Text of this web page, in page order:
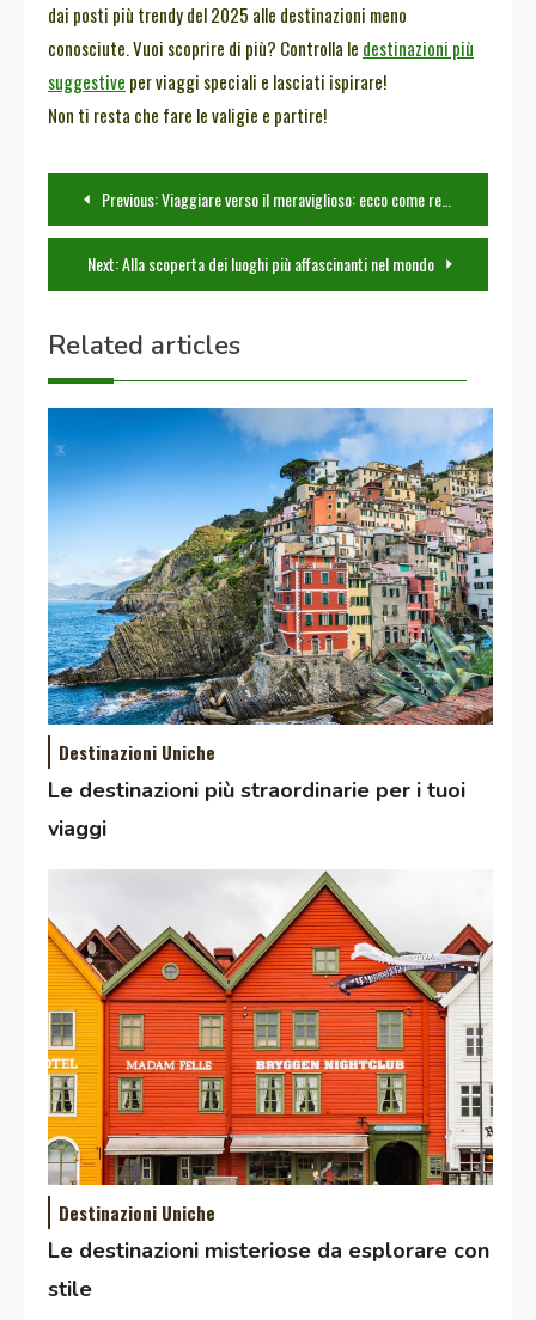
dai posti più trendy del 2025 alle destinazioni meno
conosciute. Vuoi scoprire di più? Controlla le destinazioni più
suggestive per viaggi speciali e lasciati ispirare!
Non ti resta che fare le valigie e partire!
Navigazione
articoli
Previous:Viaggiare verso il meraviglioso: ecco come renderlo un’esperienza indimenticabile
Next:Alla scoperta dei luoghi più affascinanti nel mondo
Related articles
Destinazioni Uniche
Le destinazioni più straordinarie per i tuoi
viaggi
Destinazioni Uniche
Le destinazioni misteriose da esplorare con
stile